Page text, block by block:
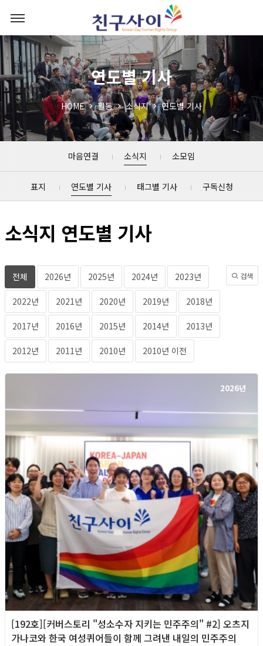
연도별 기사
HOME 활동 소식지 연도별 기사
마음연결 소식지 소모임
표지 연도별 기사 태그별 기사 구독신청
소식지 연도별 기사
전체 2026년 2025년 2024년 2023년
2022년 2021년 2020년 2019년 2018년
2017년 2016년 2015년 2014년 2013년
2012년 2011년 2010년 2010년 이전
검색
2026년
[192호][커버스토리 "성소수자 지키는 민주주의" #2] 오츠지
가나코와 한국 여성퀴어들이 함께 그려낸 내일의 민주주의